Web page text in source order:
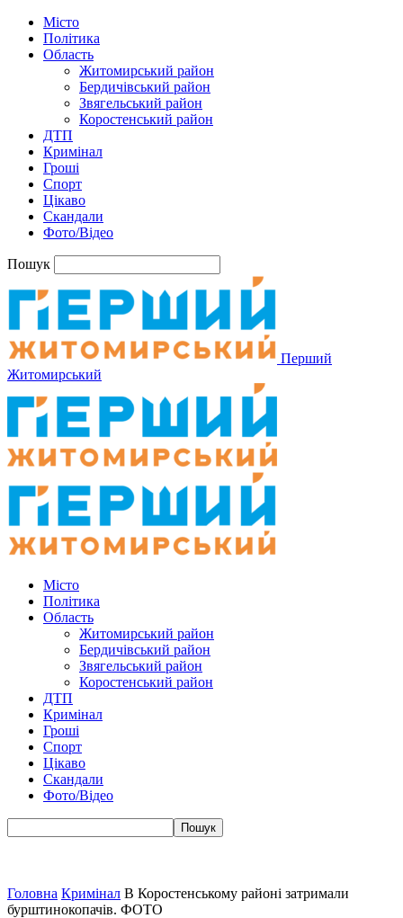
Місто
Політика
Область
Житомирський район
Бердичівський район
Звягельський район
Коростенський район
ДТП
Кримінал
Гроші
Спорт
Цікаво
Скандали
Фото/Відео
Пошук
Перший
Житомирський
Місто
Політика
Область
Житомирський район
Бердичівський район
Звягельський район
Коростенський район
ДТП
Кримінал
Гроші
Спорт
Цікаво
Скандали
Фото/Відео
Головна Кримінал В Коростенському районі затримали
бурштинокопачів. ФОТО